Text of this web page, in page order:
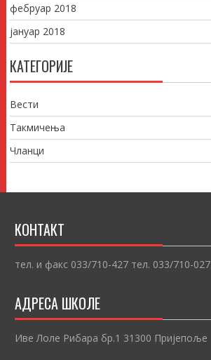
фебруар 2018
јануар 2018
КАТЕГОРИЈЕ
Вести
Такмичења
Чланци
КОНТАКТ
тел. и факс 033/710-427 тел. 033/710-027
АДРЕСА ШКОЛЕ
Иве Лоле Рибара бр.1 31300 Пријепоље